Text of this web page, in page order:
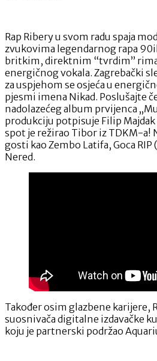
Riberya
je
vani!
Rap Ribery u svom radu spaja
zvukovima legendarnog rapa
britkim, direktnim “tvrdim”
energičnog vokala. Zagrebački
za uspjehom se osjeća u
pjesmi imena Nikad. Poslušajte
nadolazećeg album prvijenca
produkciju potpisuje Filip Majdak
spot je režirao Tibor iz TDKM-a!
gosti kao Zembo Latifa, Goca
Nered.
Također osim glazbene karijere,
suosnivača digitalne izdavačke
koju je partnerski podržao